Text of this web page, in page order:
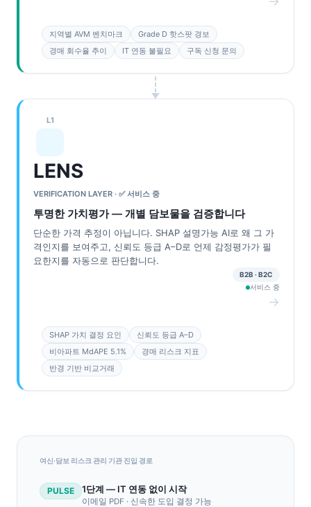
지역별 AVM 벤치마크
Grade D 핫스팟 경보
경매 회수율 추이
IT 연동 불필요 구독 신청 문의
L1
LENS
VERIFICATION LAYER · ✅ 서비스 중
투명한 가치평가 — 개별 담보물을 검증합니다
단순한 가격 추정이 아닙니다. SHAP 설명가능 AI로 왜 그 가
격인지를 보여주고, 신뢰도 등급 A–D로 언제 감정평가가 필
요한지를 자동으로 판단합니다.
B2B · B2C
서비스 중
→
SHAP 가치 결정 요인
신뢰도 등급 A–D
비아파트 MdAPE 5.1%
경매 리스크 지표
반경 기반 비교거래
여신·담보 리스크 관리 기관 진입 경로
PULSE 1단계 — IT 연동 없이 시작
이메일 PDF · 신속한 도입 결정 가능